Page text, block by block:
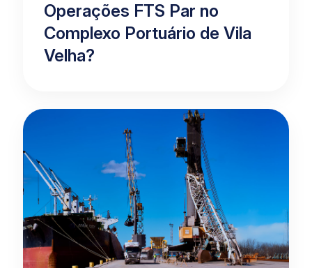
Operações FTS Par no
Complexo Portuário de Vila
Velha?